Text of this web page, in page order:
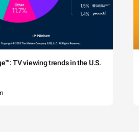
TV viewing trends in the U.S.